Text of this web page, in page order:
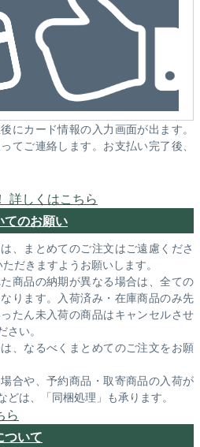
にカード情報の入力画面が出ます。
てご連絡します。お支払い完了後、
詳しくはこちら
てのお願い
、まとめてのご注文はご遠慮くださ
だきますようお願いします。
商品の納期が異なる場合は、全ての
ります。入荷済み・在庫商品のみ先
たん未入荷の商品はキャンセルさせ
い。
、なるべくまとめてのご注文をお願
合や、予約商品・取寄商品の入荷が
は、「同梱処理」も承ります。
ら
ついて